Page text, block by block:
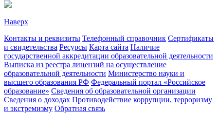
Наверх
Контакты и реквизиты Телефонный справочник Сертификаты
и свидетельства Ресурсы Карта сайта Наличие
государственной аккредитации образовательной деятельности
Выписка из реестра лицензий на осуществление
образовательной деятельности Министерствo науки и
высшего образования РФ Федеральный портал «Российское
образование» Сведения об образовательной организации
Сведения о доходах Противодействие коррупции, терроризму
и экстремизму Обратная связь